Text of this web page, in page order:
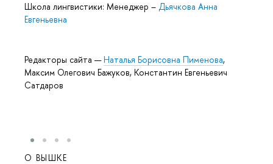
Школа лингвистики: Менеджер – Дьячкова Анна
Евгеньевна
Редакторы сайта —Наталья Борисовна Пименова,
Максим Олегович Бажуков, Константин Евгеньевич
Сатдаров
О ВЫШКЕ